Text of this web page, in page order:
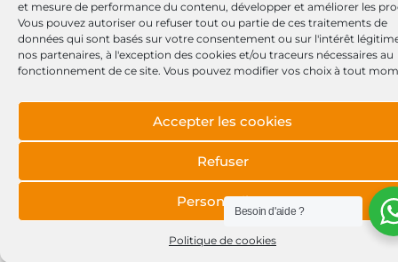
et mesure de performance du contenu, développer et améliorer les
Vous pouvez autoriser ou refuser tout ou partie de ces traitements de
données qui sont basés sur votre consentement ou sur l'intérêt
nos partenaires, à l'exception des cookies et/ou traceurs nécessaires au
fonctionnement de ce site. Vous pouvez modifier vos choix à tout
Accepter les cookies
Refuser
Personnaliser
Politique de cookies
Besoin d'aide ?